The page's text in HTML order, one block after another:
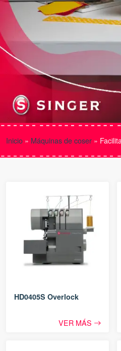
Inicio » Máquinas de coser »
HD0405S Overlock
VER MÁS